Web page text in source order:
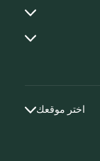
اختر موقعك